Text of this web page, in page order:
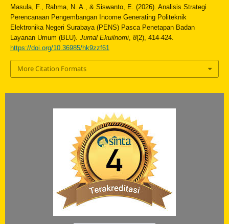
Masula, F., Rahma, N. A., & Siswanto, E. (2026). Analisis Strategi
Perencanaan Pengembangan Income Generating Politeknik
Elektronika Negeri Surabaya (PENS) Pasca Penetapan Badan
Layanan Umum (BLU). Jurnal Ekuilnomi, 8(2), 414-424.
https://doi.org/10.36985/hk9zzf61
More Citation Formats